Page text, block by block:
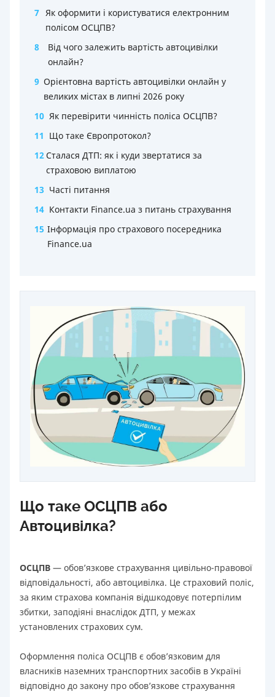
7 Як оформити і користуватися електронним
полісом ОСЦПВ?
8
Від чого залежить вартість автоцивілки
онлайн?
9 Орієнтовна вартість автоцивілки онлайн у
великих містах в липні 2026 року
10 Як перевірити чинність поліса ОСЦПВ?
11 Що таке Європротокол?
12Сталася ДТП: як і куди звертатися за
страховою виплатою
13 Часті питання
14 Контакти Finance.ua з питань страхування
15 Інформація про страхового посередника
Finance.ua
Що таке ОСЦПВ або
Автоцивілка?
ОСЦПВ — обов’язкове страхування цивільно-правової
відповідальності, або автоцивілка. Це страховий поліс,
за яким страхова компанія відшкодовує потерпілим
збитки, заподіяні внаслідок ДТП, у межах
установлених страхових сум.
Оформлення поліса ОСЦПВ є обов’язковим для
власників наземних транспортних засобів в Україні
відповідно до закону про обов’язкове страхування